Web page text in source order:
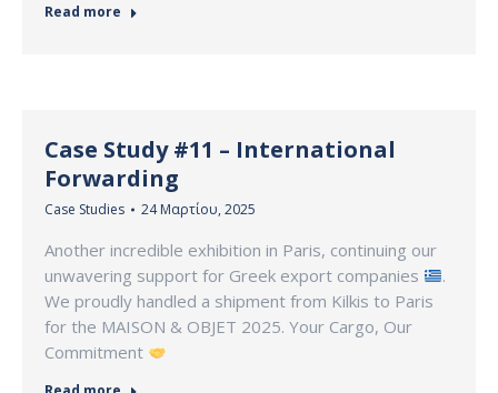
Read more
Case Study #11 – International
Forwarding
Case Studies 24 Μαρτίου, 2025
Another incredible exhibition in Paris, continuing our
unwavering support for Greek export companies
.
We proudly handled a shipment from Kilkis to Paris
for the MAISON & OBJET 2025. Your Cargo, Our
Commitment